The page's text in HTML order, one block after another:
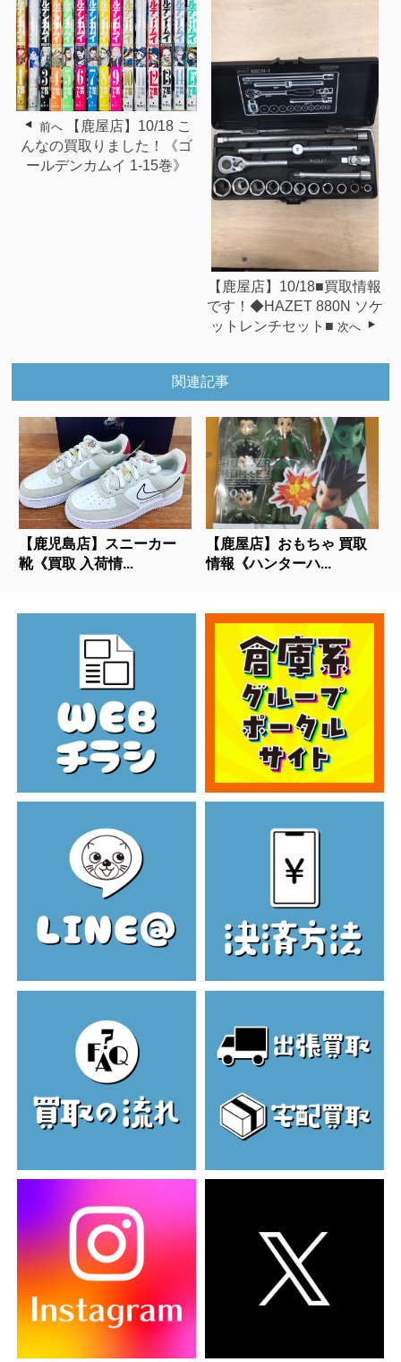
前へ
【鹿屋店】10/18 こ
んなの買取りました！《ゴ
ールデンカムイ 1-15巻》
【鹿屋店】10/18■買取情報
です！◆HAZET 880N ソケ
ットレンチセット■ 次へ
関連記事
【鹿児島店】スニーカー
靴《買取 入荷情...
【鹿屋店】おもちゃ 買取
情報《ハンターハ...